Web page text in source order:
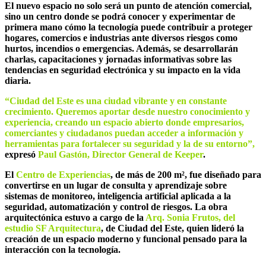
El nuevo espacio no solo será un punto de atención comercial,
sino un centro donde se podrá conocer y experimentar de
primera mano cómo la tecnología puede contribuir a proteger
hogares, comercios e industrias ante diversos riesgos como
hurtos, incendios o emergencias. Además, se desarrollarán
charlas, capacitaciones y jornadas informativas sobre las
tendencias en seguridad electrónica y su impacto en la vida
diaria.
“Ciudad del Este es una ciudad vibrante y en constante
crecimiento. Queremos aportar desde nuestro conocimiento y
experiencia, creando un espacio abierto donde empresarios,
comerciantes y ciudadanos puedan acceder a información y
herramientas para fortalecer su seguridad y la de su entorno”,
expresó Paul Gastón, Director General de Keeper.
El Centro de Experiencias, de más de 200 m², fue diseñado para
convertirse en un lugar de consulta y aprendizaje sobre
sistemas de monitoreo, inteligencia artificial aplicada a la
seguridad, automatización y control de riesgos. La obra
arquitectónica estuvo a cargo de laArq. Sonia Frutos, del
estudio SF Arquitectura, de Ciudad del Este, quien lideró la
creación de un espacio moderno y funcional pensado para la
interacción con la tecnología.